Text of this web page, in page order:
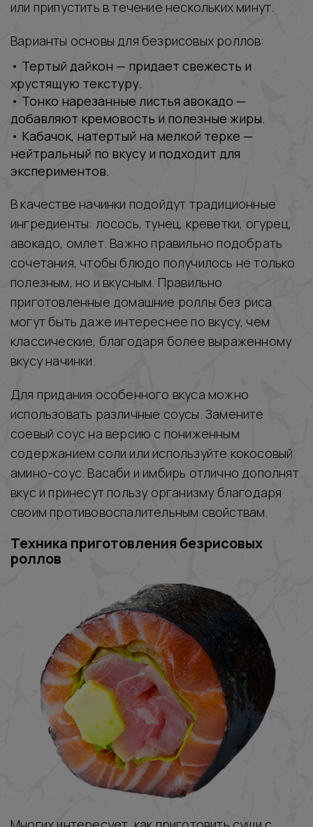
или припустить в течение нескольких минут.
Варианты основы для безрисовых роллов:
• Тертый дайкон — придает свежесть и
хрустящую текстуру.
• Тонко нарезанные листья авокадо —
добавляют кремовость и полезные жиры.
• Кабачок, натертый на мелкой терке —
нейтральный по вкусу и подходит для
экспериментов.
В качестве начинки подойдут традиционные
ингредиенты: лосось, тунец, креветки, огурец,
авокадо, омлет. Важно правильно подобрать
сочетания, чтобы блюдо получилось не только
полезным, но и вкусным. Правильно
приготовленные домашние роллы без риса
могут быть даже интереснее по вкусу, чем
классические, благодаря более выраженному
вкусу начинки.
Для придания особенного вкуса можно
использовать различные соусы. Замените
соевый соус на версию с пониженным
содержанием соли или используйте кокосовый
амино-соус. Васаби и имбирь отлично дополнят
вкус и принесут пользу организму благодаря
своим противовоспалительным свойствам.
Техника приготовления безрисовых
роллов